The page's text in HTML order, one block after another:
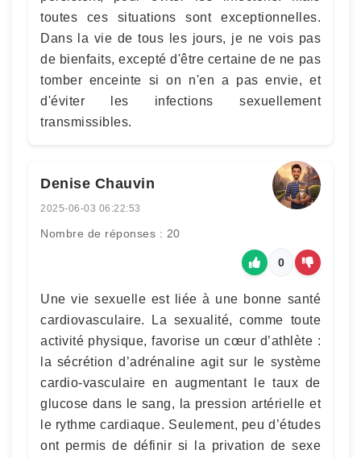
toutes ces situations sont exceptionnelles.
Dans la vie de tous les jours, je ne vois pas
de bienfaits, excepté d'être certaine de ne pas
tomber enceinte si on n'en a pas envie, et
d'éviter les infections sexuellement
transmissibles.
Denise Chauvin
2025-06-03 06:22:53
Nombre de réponses : 20
0
Une vie sexuelle est liée à une bonne santé
cardiovasculaire. La sexualité, comme toute
activité physique, favorise un cœur d’athlète :
la sécrétion d’adrénaline agit sur le système
cardio-vasculaire en augmentant le taux de
glucose dans le sang, la pression artérielle et
le rythme cardiaque. Seulement, peu d’études
ont permis de définir si la privation de sexe